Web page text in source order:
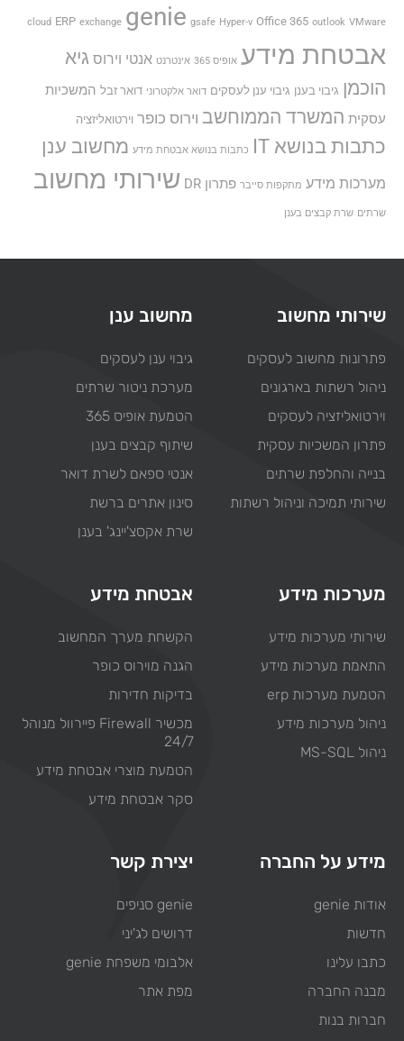
cloud ERP exchange genie gsafe Hyper-v Office 365 outlook VMware
אבטחת מידע אופיס 365 אינטרנט אנטי וירוס גיא
הוכמן גיבוי בענן גיבוי ענן לעסקים דואר אלקטרוני דואר זבל המשכיות
עסקית המשרד הממוחשב וירוס כופר וירטואליזציה
כתבות בנושא IT כתבות בנושא אבטחת מידע מחשוב ענן
מערכות מידע מתקפות סייבר פתרון DR שירותי מחשוב
שרתים שרת קבצים בענן
שירותי מחשוב
פתרונות מחשוב לעסקים
ניהול רשתות בארגונים
וירטואליזציה לעסקים
פתרון המשכיות עסקית
בנייה והחלפת שרתים
שירותי תמיכה וניהול רשתות
מחשוב ענן
גיבוי ענן לעסקים
מערכת ניטור שרתים
הטמעת אופיס 365
שיתוף קבצים בענן
אנטי ספאם לשרת דואר
סינון אתרים ברשת
שרת אקסצ'יינג' בענן
מערכות מידע
שירותי מערכות מידע
התאמת מערכות מידע
הטמעת מערכות erp
ניהול מערכות מידע
ניהול MS-SQL
אבטחת מידע
הקשחת מערך המחשוב
הגנה מוירוס כופר
בדיקות חדירות
מכשיר Firewall פיירוול מנוהל
24/7
הטמעת מוצרי אבטחת מידע
סקר אבטחת מידע
מידע על החברה
אודות genie
חדשות
כתבו עלינו
מבנה החברה
חברות בנות
יצירת קשר
genie סניפים
דרושים לג'יני
אלבומי משפחת genie
מפת אתר